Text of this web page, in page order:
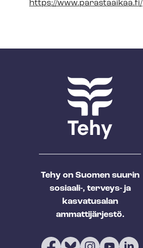
https://www.parastaaikaa.fi/
Tehy on Suomen suurin
sosiaali-, terveys- ja
kasvatusalan
ammattijärjestö.